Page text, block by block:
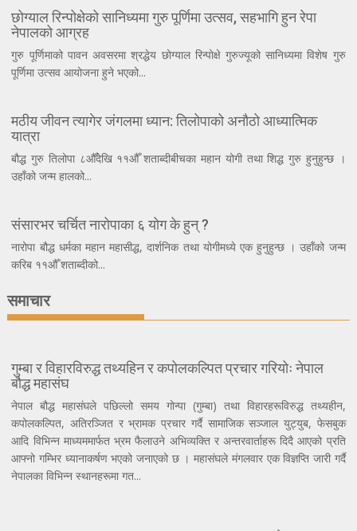
छोग्याल रिन्पोक्षेको सानिध्यमा गुरु पूर्णिमा उत्सव, सहभागि हुन रेपा
नेपालको आग्रह
गुरु पूर्णिमाको पावन अवसरमा श्रद्धेय छोग्याल रिन्पोक्षे गुरुज्यूको सानिध्यमा विशेष गुरु
पूर्णिमा उत्सव आयोजना हुने भएको...
मठीय जीवन त्यागेर जंगलमा ध्यान: तिलोपाको अनौठो आध्यात्मिक
यात्रा
बौद्ध गुरु तिलोपा ८औँदेखि ११औँ शताब्दीबीचका महान योगी तथा शिद्ध गुरु हुनुहुन्छ ।
उहाँको जन्म हालको...
संसारभर चर्चित नारोपाका ६ योग के हुन् ?
नारोपा बौद्ध धर्मका महान महासीद्ध, दार्शनिक तथा योगीमध्ये एक हुनुहुन्छ । उहाँको जन्म
करिब ११औँ शताब्दीको...
समाचार
गुम्बा र विहारविरुद्ध तथ्यहिन र कपोलकल्पित प्रचार गरियोः नेपाल
बौद्ध महासंघ
नेपाल बौद्ध महासंघले पछिल्लो समय गोन्पा (गुम्बा) तथा विहारहरूविरुद्ध तथ्यहीन,
कपोलकल्पित, अतिरञ्जित र भ्रामक प्रचार गर्दै सामाजिक सञ्जाल युट्युब, फेसबुक
आदि विभिन्न माध्यममार्फत भ्रम फैलाउने अभिव्यक्ति र अन्तरवार्ताहरू दिदै आएको प्रति
आफ्नो गम्भिर ध्यानाकर्षण भएको जनाएको छ । महासंघले मंगलवार एक विज्ञप्ति जारी गर्दै
नेपालका विभिन्न स्थानहरूमा गत...